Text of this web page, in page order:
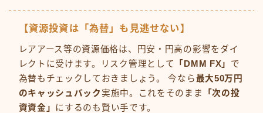
【資源投資は「為替」も見逃せない】
レアアース等の資源価格は、円安・円高の影響をダイ
レクトに受けます。リスク管理として
「DMM FX」 で
為替もチェックしておきましょう。 今なら最大50万円
のキャッシュバック 実施中。これをそのまま
「次の投
資資金」 にするのも賢い手です。